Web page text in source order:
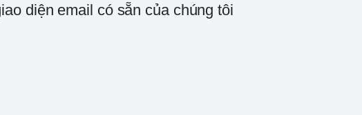
diện email có sẵn của chúng tôi